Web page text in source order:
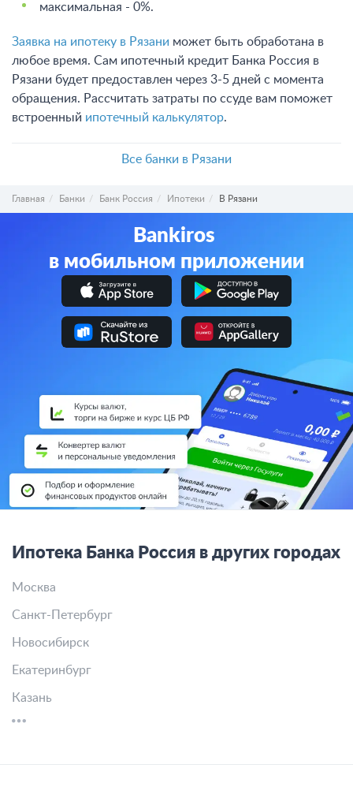
максимальная - 0%.
Заявка на ипотеку в Рязани может быть обработана в
любое время. Сам ипотечный кредит Банка Россия в
Рязани будет предоставлен через 3-5 дней с момента
обращения. Рассчитать затраты по ссуде вам поможет
встроенный ипотечный калькулятор.
Все банки в Рязани
Главная Банки Банк Россия Ипотеки В Рязани
Bankiros
в мобильном приложении
Ипотека Банка Россия в других городах
Москва
Санкт-Петербург
Новосибирск
Екатеринбург
Казань